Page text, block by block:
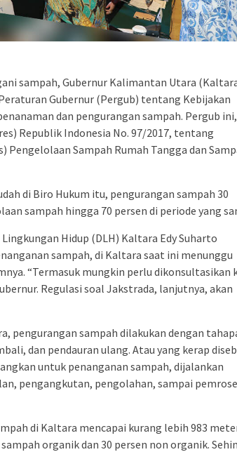
sampah, Gubernur Kalimantan Utara
Gubernur (Pergub) tentang Kebijakan
dan pengurangan sampah. Pergub ini,
Republik Indonesia No. 97/2017, tentang
Sampah Rumah Tangga dan
di Biro Hukum itu, pengurangan sampah 30
sampah hingga 70 persen di periode yang
Hidup (DLH) Kaltara Edy Suharto
sampah, di Kaltara saat ini menunggu
“Termasuk mungkin perlu dikonsultasikan
Regulasi soal Jakstrada, lanjutnya, akan
pengurangan sampah dilakukan dengan
dan pendauran ulang. Atau yang kerap
untuk penanganan sampah, dijalankan
pengangkutan, pengolahan, sampai
di Kaltara mencapai kurang lebih 983
organik dan 30 persen non organik.